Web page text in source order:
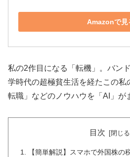
Amazonで見
私の2作目になる「転機」。バン
学時代の超極貧生活を経たこの私
転職」などのノウハウを「AI」が
目次
【簡単解説】スマホで外国株の